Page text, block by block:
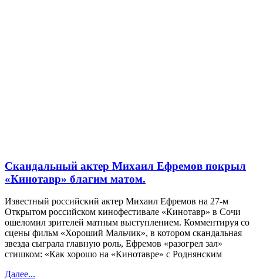
Скандальный актер Михаил Ефремов покрыл
«Кинотавр» благим матом.
Известный российский актер Михаил Ефремов на 27-м
Открытом российском кинофестивале «Кинотавр» в Сочи
ошеломил зрителей матным выступлением. Комментируя со
сцены фильм «Хороший Мальчик», в котором скандальная
звезда сыграла главную роль, Ефремов «разогрел зал»
стишком: «Как хорошо на «Кинотавре» с Роднянским
Далее...